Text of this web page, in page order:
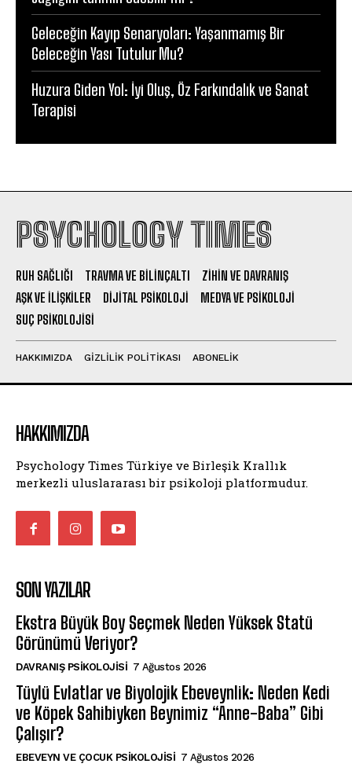
Geleceğin Kayıp Senaryoları: Yaşanmamış Bir
Geleceğin Yası Tutulur Mu?
Huzura Giden Yol: İyi Oluş, Öz Farkındalık ve Sanat
Terapisi
PSYCHOLOGY TIMES
RUH SAĞLIĞI TRAVMA VE BILINÇALTI
ZIHIN VE DAVRANIŞ
AŞK VE İLIŞKILER
DIJITAL PSIKOLOJI
MEDYA VE PSIKOLOJI
SUÇ PSIKOLOJISI
HAKKIMIZDA GIZLILIK POLITIKASI ABONELIK
HAKKIMIZDA
Psychology Times Türkiye ve Birleşik Krallık
merkezli uluslararası bir psikoloji platformudur.
SON YAZILAR
Ekstra Büyük Boy Seçmek Neden Yüksek Statü
Görünümü Veriyor?
DAVRANIŞ PSIKOLOJISI 7 Ağustos 2026
Tüylü Evlatlar ve Biyolojik Ebeveynlik: Neden Kedi
ve Köpek Sahibiyken Beynimiz “Anne-Baba” Gibi
Çalışır?
EBEVEYN VE ÇOCUK PSIKOLOJISI 7 Ağustos 2026